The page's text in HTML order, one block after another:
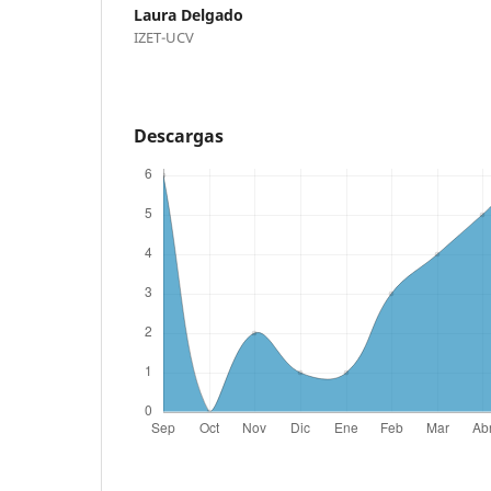
Laura Delgado
IZET-UCV
Descargas